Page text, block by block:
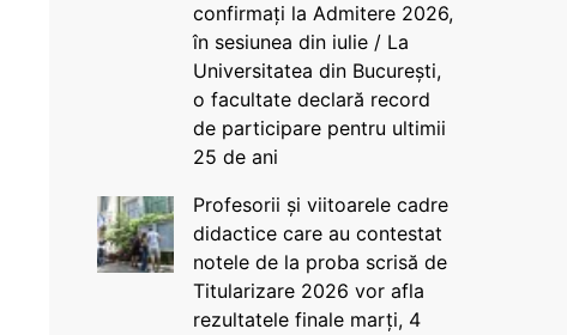
confirmați la Admitere 2026,
în sesiunea din iulie / La
Universitatea din București,
o facultate declară record
de participare pentru ultimii
25 de ani
Profesorii și viitoarele cadre
didactice care au contestat
notele de la proba scrisă de
Titularizare 2026 vor afla
rezultatele finale marți, 4